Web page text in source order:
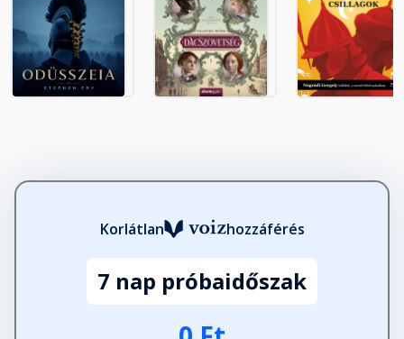
Korlátlan hozzáférés
7 nap próbaidőszak